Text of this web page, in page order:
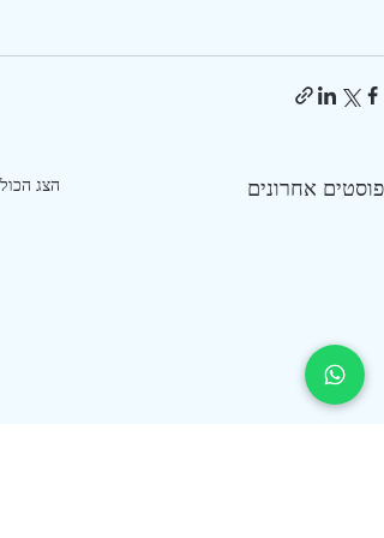
פוסטים אחרונים הצג הכול